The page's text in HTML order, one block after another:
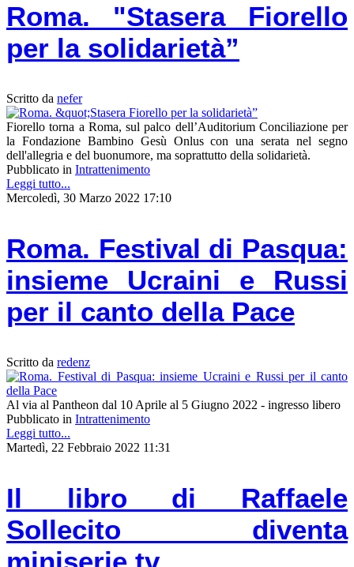
Roma. "Stasera Fiorello
per la solidarietà”
Scritto da nefer
Fiorello torna a Roma, sul palco dell’Auditorium Conciliazione per
la Fondazione Bambino Gesù Onlus con una serata nel segno
dell'allegria e del buonumore, ma soprattutto della solidarietà.
Pubblicato in Intrattenimento
Leggi tutto...
Mercoledì, 30 Marzo 2022 17:10
Roma. Festival di Pasqua:
insieme Ucraini e Russi
per il canto della Pace
Scritto da redenz
Al via al Pantheon dal 10 Aprile al 5 Giugno 2022 - ingresso libero
Pubblicato in Intrattenimento
Leggi tutto...
Martedì, 22 Febbraio 2022 11:31
Il libro di Raffaele
Sollecito diventa